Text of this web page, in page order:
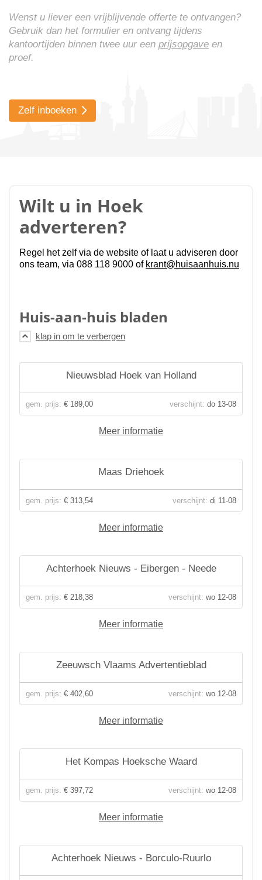
Wenst u liever een vrijblijvende offerte te ontvangen?
Gebruik dan het formulier en ontvang tijdens
kantoortijden binnen twee uur een prijsopgave en
proef.
Zelf inboeken
Wilt u in Hoek
adverteren?
Regel het zelf via de website of laat u adviseren door
ons team, via 088 118 9000 of krant@huisaanhuis.nu
Huis-aan-huis bladen
Nieuwsblad Hoek van Holland
gem. prijs: € 189,00 verschijnt: do 13-08
Meer informatie
Maas Driehoek
gem. prijs: € 313,54 verschijnt: di 11-08
Meer informatie
Achterhoek Nieuws - Eibergen - Neede
gem. prijs: € 218,38 verschijnt: wo 12-08
Meer informatie
Zeeuwsch Vlaams Advertentieblad
gem. prijs: € 402,60 verschijnt: wo 12-08
Meer informatie
Het Kompas Hoeksche Waard
gem. prijs: € 397,72 verschijnt: wo 12-08
Meer informatie
Achterhoek Nieuws - Borculo-Ruurlo